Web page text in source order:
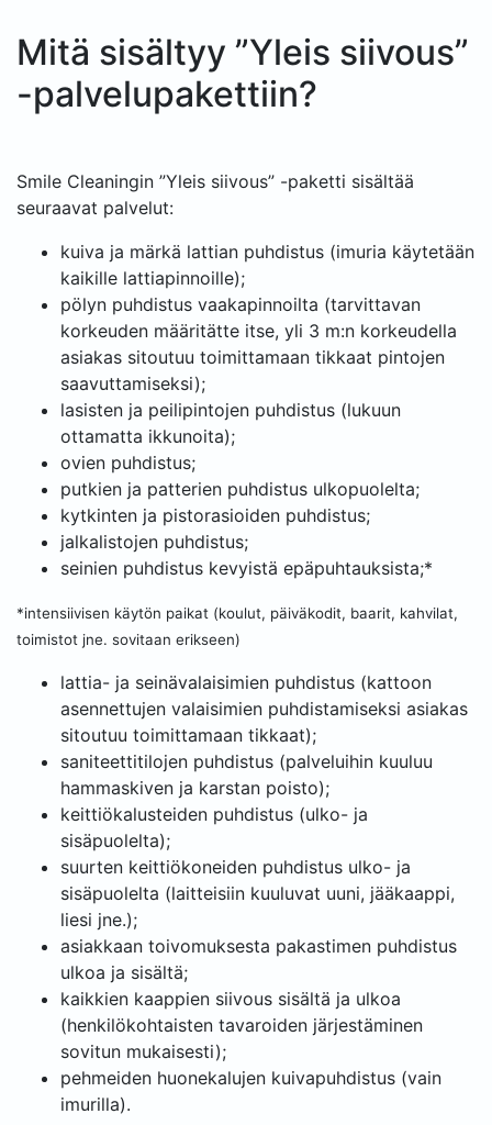
Mitä sisältyy ”Yleis siivous”
-palvelupakettiin?
Smile Cleaningin ”Yleis siivous” -paketti sisältää
seuraavat palvelut:
kuiva ja märkä lattian puhdistus (imuria käytetään
kaikille lattiapinnoille);
pölyn puhdistus vaakapinnoilta (tarvittavan
korkeuden määritätte itse, yli 3 m:n korkeudella
asiakas sitoutuu toimittamaan tikkaat pintojen
saavuttamiseksi);
lasisten ja peilipintojen puhdistus (lukuun
ottamatta ikkunoita);
ovien puhdistus;
putkien ja patterien puhdistus ulkopuolelta;
kytkinten ja pistorasioiden puhdistus;
jalkalistojen puhdistus;
seinien puhdistus kevyistä epäpuhtauksista;*
*intensiivisen käytön paikat (koulut, päiväkodit, baarit, kahvilat,
toimistot jne. sovitaan erikseen)
lattia- ja seinävalaisimien puhdistus (kattoon
asennettujen valaisimien puhdistamiseksi asiakas
sitoutuu toimittamaan tikkaat);
saniteettitilojen puhdistus (palveluihin kuuluu
hammaskiven ja karstan poisto);
keittiökalusteiden puhdistus (ulko- ja
sisäpuolelta);
suurten keittiökoneiden puhdistus ulko- ja
sisäpuolelta (laitteisiin kuuluvat uuni, jääkaappi,
liesi jne.);
asiakkaan toivomuksesta pakastimen puhdistus
ulkoa ja sisältä;
kaikkien kaappien siivous sisältä ja ulkoa
(henkilökohtaisten tavaroiden järjestäminen
sovitun mukaisesti);
pehmeiden huonekalujen kuivapuhdistus (vain
imurilla).